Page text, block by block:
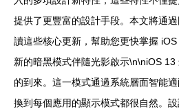
提供了更豐富的設計手段。本文將通
讀這些核心更新，幫助您更快掌握
新的暗黑模式伴隨光影啟示\n\niOS
的到來。這一模式通過系統層面智能
換到每個應用的顯示模式都很自然。